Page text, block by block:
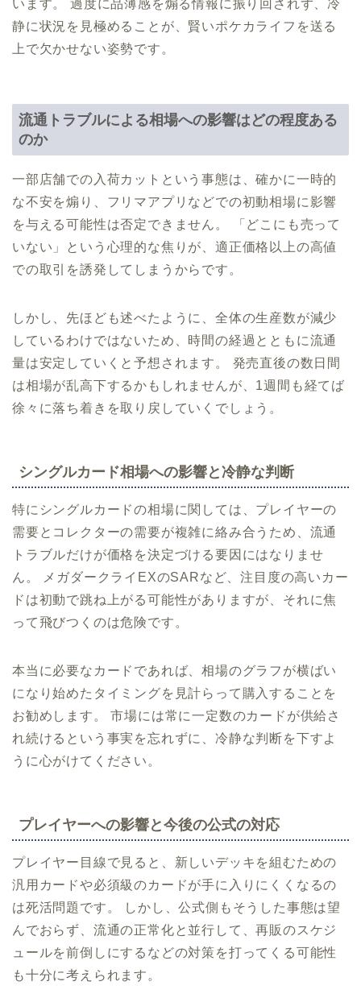
います。 過度に品薄感を煽る情報に振り回されず、冷
静に状況を見極めることが、賢いポケカライフを送る
上で欠かせない姿勢です。
流通トラブルによる相場への影響はどの程度ある
のか
一部店舗での入荷カットという事態は、確かに一時的
な不安を煽り、フリマアプリなどでの初動相場に影響
を与える可能性は否定できません。 「どこにも売って
いない」という心理的な焦りが、適正価格以上の高値
での取引を誘発してしまうからです。
しかし、先ほども述べたように、全体の生産数が減少
しているわけではないため、時間の経過とともに流通
量は安定していくと予想されます。 発売直後の数日間
は相場が乱高下するかもしれませんが、1週間も経てば
徐々に落ち着きを取り戻していくでしょう。
シングルカード相場への影響と冷静な判断
特にシングルカードの相場に関しては、プレイヤーの
需要とコレクターの需要が複雑に絡み合うため、流通
トラブルだけが価格を決定づける要因にはなりませ
ん。 メガダークライEXのSARなど、注目度の高いカー
ドは初動で跳ね上がる可能性がありますが、それに焦
って飛びつくのは危険です。
本当に必要なカードであれば、相場のグラフが横ばい
になり始めたタイミングを見計らって購入することを
お勧めします。 市場には常に一定数のカードが供給さ
れ続けるという事実を忘れずに、冷静な判断を下すよ
うに心がけてください。
プレイヤーへの影響と今後の公式の対応
プレイヤー目線で見ると、新しいデッキを組むための
汎用カードや必須級のカードが手に入りにくくなるの
は死活問題です。 しかし、公式側もそうした事態は望
んでおらず、流通の正常化と並行して、再販のスケジ
ュールを前倒しにするなどの対策を打ってくる可能性
も十分に考えられます。